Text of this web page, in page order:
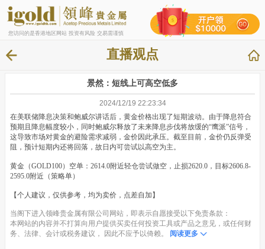
您访问的是香港地区网站 投资有风险 交易需谨慎
直播观点
景然：短线上可高空低多
2024/12/19 22:23:34
在美联储降息决策和鲍威尔讲话后，黄金价格出现了短期波动。由于降息符合
预期且降息幅度较小，同时鲍威尔释放了未来降息步伐将放缓的“鹰派”信号，
这导致市场对黄金的避险需求减弱，金价因此承压。截至目前，金价仍反弹受
阻，预计短期内还将回落，故日内可尝试以高空为主。
黄金（GOLD100）空单：2614.0附近轻仓尝试做空，止损2620.0，目标2606.8-
2595.0附近（策略单）
【个人建议，仅供参考，均为卖价，点差自加】
当阁下进入领峰贵金属有限公司网站，即表示自愿接受以下免责条款：
本网站的内容并不打算向用户提供买卖任何投资工具或产品之意见，或任何财
务、法律、会计或税务建议， 因此不应予以倚赖。
阅读更多